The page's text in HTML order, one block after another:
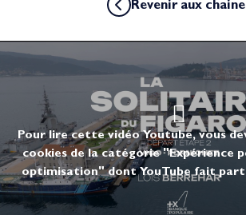
Revenir aux
Pour lire cette vidéo Youtube, vous
cookies de la catégorie "Expérience
optimisation" dont YouTube fait